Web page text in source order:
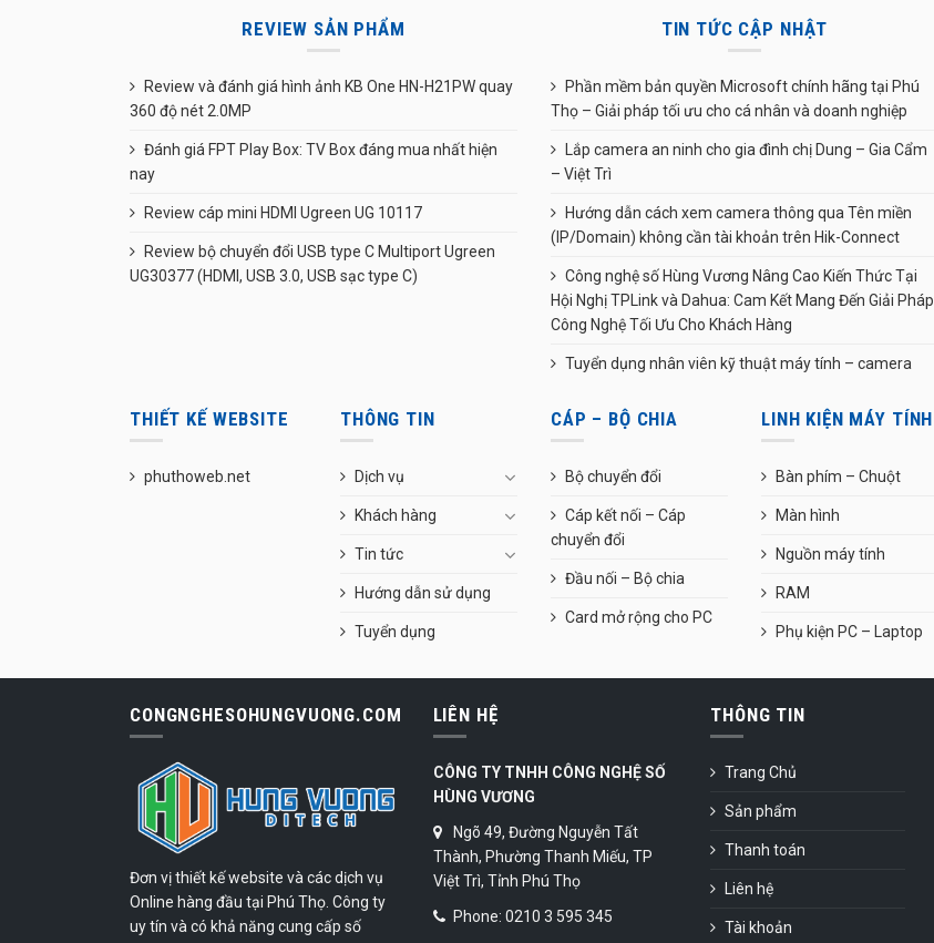
REVIEW SẢN PHẨM
Review và đánh giá hình ảnh KB One HN-H21PW quay
360 độ nét 2.0MP
Đánh giá FPT Play Box: TV Box đáng mua nhất hiện
nay
Review cáp mini HDMI Ugreen UG 10117
Review bộ chuyển đổi USB type C Multiport Ugreen
UG30377 (HDMI, USB 3.0, USB sạc type C)
TIN TỨC CẬP NHẬT
Phần mềm bản quyền Microsoft chính hãng tại Phú
Thọ – Giải pháp tối ưu cho cá nhân và doanh nghiệp
Lắp camera an ninh cho gia đình chị Dung – Gia Cẩm
– Việt Trì
Hướng dẫn cách xem camera thông qua Tên miền
(IP/Domain) không cần tài khoản trên Hik-Connect
Công nghệ số Hùng Vương Nâng Cao Kiến Thức Tại
Hội Nghị TPLink và Dahua: Cam Kết Mang Đến Giải Pháp
Công Nghệ Tối Ưu Cho Khách Hàng
Tuyển dụng nhân viên kỹ thuật máy tính – camera
THIẾT KẾ WEBSITE
phuthoweb.net
THÔNG TIN
Dịch vụ
Khách hàng
Tin tức
Hướng dẫn sử dụng
Tuyển dụng
CÁP – BỘ CHIA
Bộ chuyển đổi
Cáp kết nối – Cáp
chuyển đổi
Đầu nối – Bộ chia
Card mở rộng cho PC
LINH KIỆN MÁY TÍNH
Bàn phím – Chuột
Màn hình
Nguồn máy tính
RAM
Phụ kiện PC – Laptop
CONGNGHESOHUNGVUONG.COM
Đơn vị thiết kế website và các dịch vụ
Online hàng đầu tại Phú Thọ. Công ty
uy tín và có khả năng cung cấp số
LIÊN HỆ
CÔNG TY TNHH CÔNG NGHỆ SỐ
HÙNG VƯƠNG
Ngõ 49, Đường Nguyễn Tất
Thành, Phường Thanh Miếu, TP
Việt Trì, Tỉnh Phú Thọ
Phone: 0210 3 595 345
THÔNG TIN
Trang Chủ
Sản phẩm
Thanh toán
Liên hệ
Tài khoản